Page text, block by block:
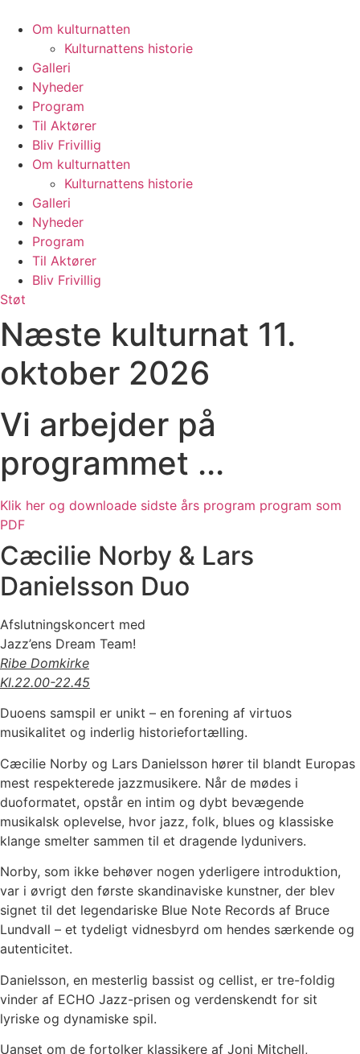
Om kulturnatten
Kulturnattens historie
Galleri
Nyheder
Program
Til Aktører
Bliv Frivillig
Om kulturnatten
Kulturnattens historie
Galleri
Nyheder
Program
Til Aktører
Bliv Frivillig
Støt
Næste kulturnat 11.
oktober 2026
Vi arbejder på
programmet ...
Klik her og downloade sidste års program program som
PDF
Cæcilie Norby & Lars
Danielsson Duo
Afslutningskoncert med
Jazz’ens Dream Team!
Ribe Domkirke
Kl.22.00-22.45
Duoens samspil er unikt – en forening af virtuos
musikalitet og inderlig historiefortælling.
Cæcilie Norby og Lars Danielsson hører til blandt Europas
mest respekterede jazzmusikere. Når de mødes i
duoformatet, opstår en intim og dybt bevægende
musikalsk oplevelse, hvor jazz, folk, blues og klassiske
klange smelter sammen til et dragende lydunivers.
Norby, som ikke behøver nogen yderligere introduktion,
var i øvrigt den første skandinaviske kunstner, der blev
signet til det legendariske Blue Note Records af Bruce
Lundvall – et tydeligt vidnesbyrd om hendes særkende og
autenticitet.
Danielsson, en mesterlig bassist og cellist, er tre-foldig
vinder af ECHO Jazz-prisen og verdenskendt for sit
lyriske og dynamiske spil.
Uanset om de fortolker klassikere af Joni Mitchell,